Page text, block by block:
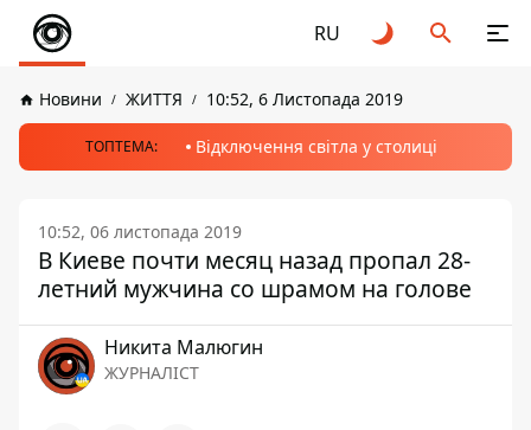
RU
Новини ЖИТТЯ 10:52, 6 Листопада 2019
ТОПТЕМА: Відключення світла у столиці
10:52, 06 листопада 2019
В Киеве почти месяц назад пропал 28-
летний мужчина со шрамом на голове
Никита Малюгин
ЖУРНАЛІСТ